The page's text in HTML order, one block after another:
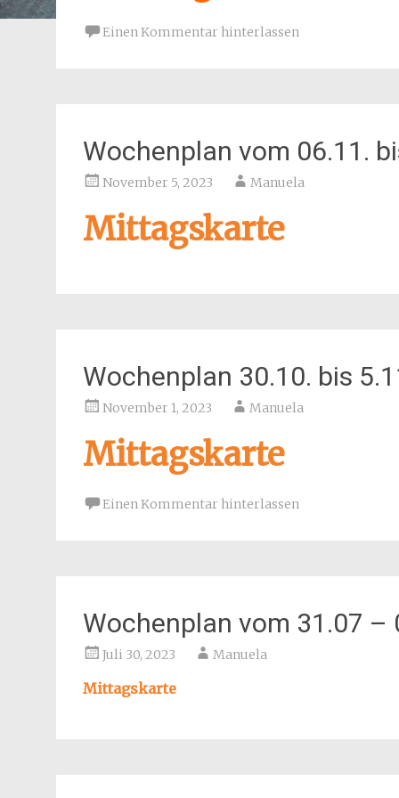
Einen Kommentar hinterlassen
Wochenplan vom 06.11.
November 5, 2023 Manuela
Mittagskarte
Wochenplan 30.10. bis
November 1, 2023 Manuela
Mittagskarte
Einen Kommentar hinterlassen
Wochenplan vom 31.07 –
Juli 30, 2023 Manuela
Mittagskarte